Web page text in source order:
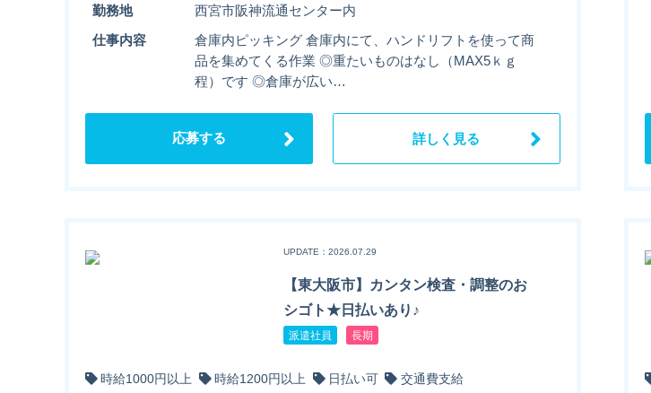
勤務地 西宮市阪神流通センター内
仕事内容
倉庫内ピッキング 倉庫内にて、ハンドリフトを使って商
品を集めてくる作業 ◎重たいものはなし（MAX5ｋｇ
程）です ◎倉庫が広い…
応募する 詳しく見る
UPDATE：2026.07.29
【東大阪市】カンタン検査・調整のお
シゴト★日払いあり♪
派遣社員 長期
時給1000円以上 時給1200円以上 日払い可
交通費支給